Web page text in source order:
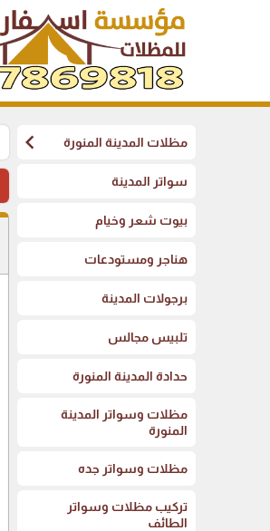
مظلات المدينة المنورة chevron_left
سواتر المدينة
بيوت شعر وخيام
هناجر ومستودعات
برجولات المدينة
تلبيس مجالس
حدادة المدينة المنورة
مظلات وسواتر المدينة
المنورة
مظلات وسواتر جده
تركيب مظلات وسواتر
الطائف